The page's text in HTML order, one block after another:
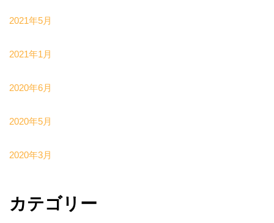
2021年5月
2021年1月
2020年6月
2020年5月
2020年3月
カテゴリー